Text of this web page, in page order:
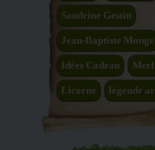
Sandrine Gestin
Jean-Baptiste Monge
Idées Cadeau
Licorne légende